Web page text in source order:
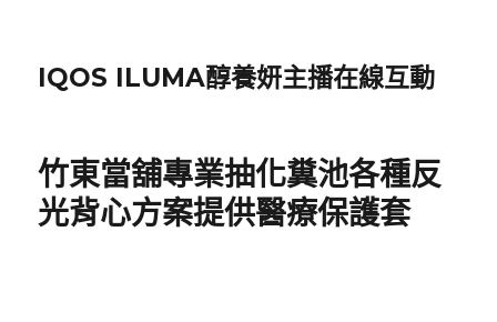
IQOS ILUMA醇養妍主播在線互動
竹東當舖專業抽化糞池各種反
光背心方案提供醫療保護套